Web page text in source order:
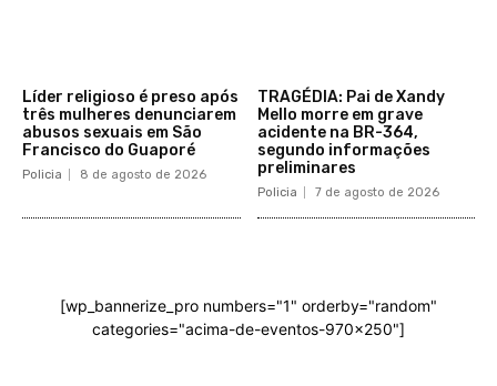
Líder religioso é preso após
três mulheres denunciarem
abusos sexuais em São
Francisco do Guaporé
Policia 8 de agosto de 2026
TRAGÉDIA: Pai de Xandy
Mello morre em grave
acidente na BR-364,
segundo informações
preliminares
Policia 7 de agosto de 2026
[wp_bannerize_pro numbers="1" orderby="random"
categories="acima-de-eventos-970x250"]